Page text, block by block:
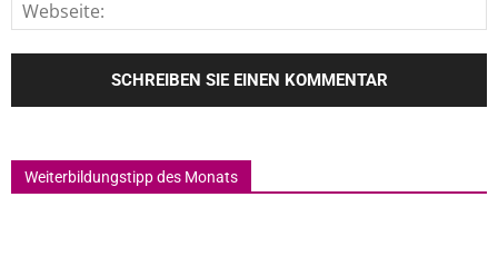
Weiterbildungstipp des Monats